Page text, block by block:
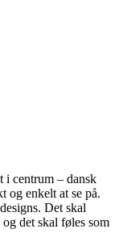
i centrum – dansk
og enkelt at se på.
Det skal
det skal føles som